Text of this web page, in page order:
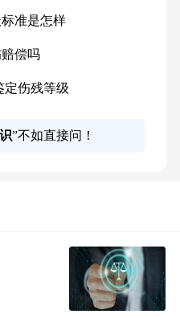
准是怎样
偿吗
定伤残等级
”不如直接问！